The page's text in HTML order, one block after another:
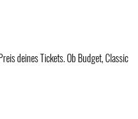
deines Tickets. Ob Budget, Classic